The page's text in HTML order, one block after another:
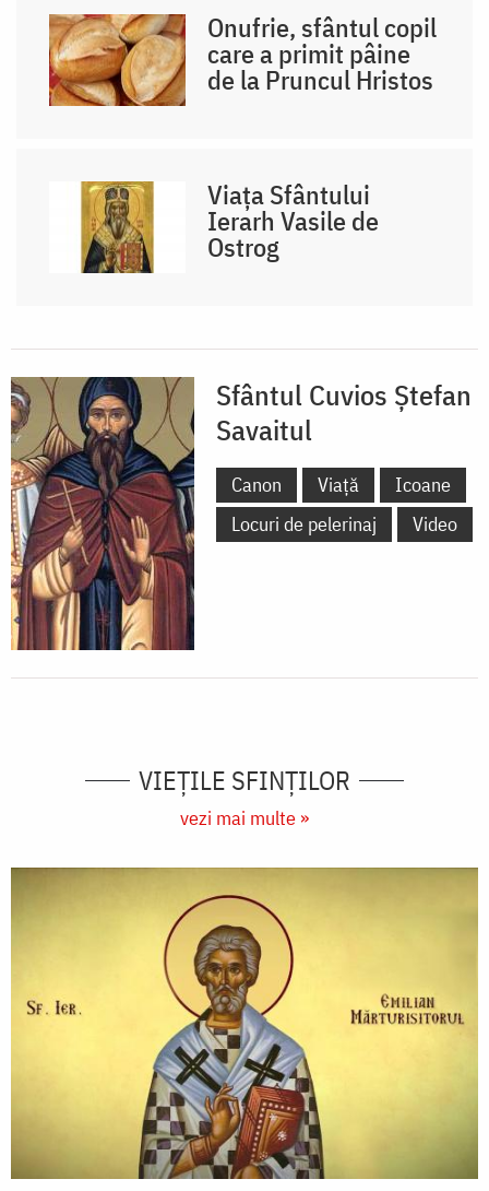
Onufrie, sfântul copil
care a primit pâine
de la Pruncul Hristos
Viața Sfântului
Ierarh Vasile de
Ostrog
Sfântul Cuvios Ștefan
Savaitul
Canon Viață
Icoane
Locuri de pelerinaj
Video
VIEŢILE SFINŢILOR
vezi mai multe »